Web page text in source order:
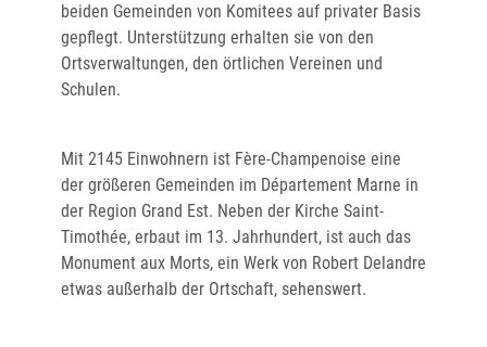
beiden Gemeinden von Komitees auf privater Basis
gepflegt. Unterstützung erhalten sie von den
Ortsverwaltungen, den örtlichen Vereinen und
Schulen.
Mit 2145 Einwohnern ist Fère-Champenoise eine
der größeren Gemeinden im Département Marne in
der Region Grand Est. Neben der Kirche Saint-
Timothée, erbaut im 13. Jahrhundert, ist auch das
Monument aux Morts, ein Werk von Robert Delandre
etwas außerhalb der Ortschaft, sehenswert.